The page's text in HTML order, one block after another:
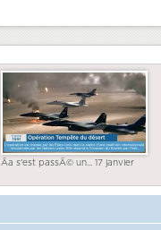
Ãa s'est passÃ© un... 17 janvier